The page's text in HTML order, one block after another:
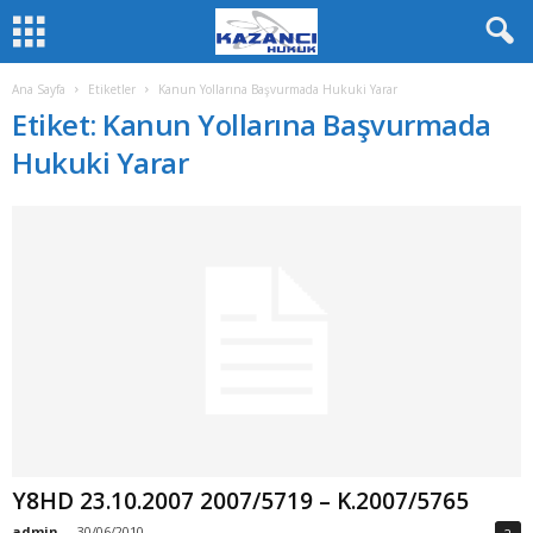
Ana Sayfa Etiketler Kanun Yollarına Başvurmada Hukuki Yarar
Etiket: Kanun Yollarına Başvurmada
Hukuki Yarar
Y8HD 23.10.2007 2007/5719 – K.2007/5765